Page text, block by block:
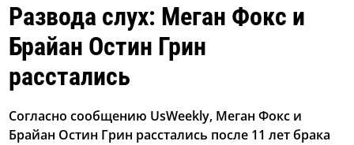
Развода слух: Меган Фокс и
Брайан Остин Грин
расстались
Согласно сообщению UsWeekly, Меган Фокс и
Брайан Остин Грин расстались после 11 лет брака